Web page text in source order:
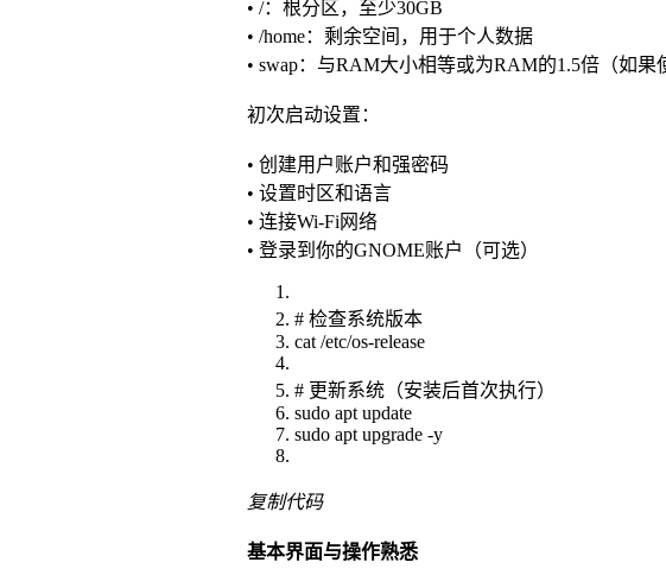
• /：根分区，至少30GB
• /home：剩余空间，用于个人数据
• swap：与RAM大小相等或为RAM的1.5倍（如果
初次启动设置：
• 创建用户账户和强密码
• 设置时区和语言
• 连接Wi-Fi网络
• 登录到你的GNOME账户（可选）
# 检查系统版本
cat /etc/os-release
# 更新系统（安装后首次执行）
sudo apt update
sudo apt upgrade -y
复制代码
基本界面与操作熟悉